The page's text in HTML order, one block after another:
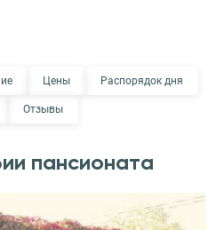
Цены Распорядок дня
Отзывы
пансионата